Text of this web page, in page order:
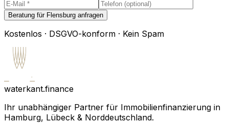
Beratung für Flensburg anfragen
Kostenlos · DSGVO-konform · Kein Spam
waterkant.finance
Ihr unabhängiger Partner für Immobilienfinanzierung in
Hamburg, Lübeck & Norddeutschland.